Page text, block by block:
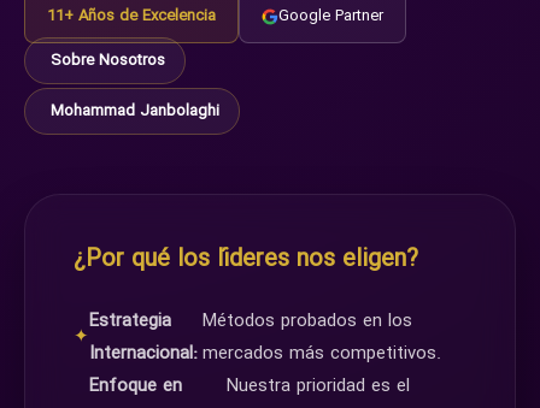
11+ Años de Excelencia
Google Partner
Sobre Nosotros
Mohammad Janbolaghi
¿Por qué los líderes nos eligen?
✦
Estrategia
Internacional:
Métodos probados en los
mercados más competitivos.
Enfoque en
Nuestra prioridad es el